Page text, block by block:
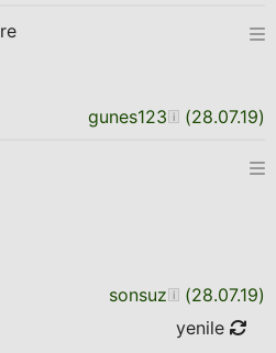
gunes123 (28.07.19)
sonsuz (28.07.19)
yenile